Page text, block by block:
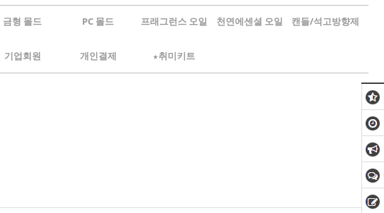
금형 몰드 PC 몰드 프래그런스 오일 천연에센셜 오일 캔들/석고방향제
기업회원 개인결제 ★취미키트